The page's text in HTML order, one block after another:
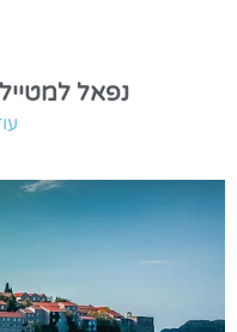
נפאל